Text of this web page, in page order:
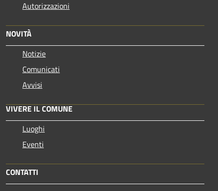
Autorizzazioni
NOVITÀ
Notizie
Comunicati
Avvisi
VIVERE IL COMUNE
Luoghi
Eventi
CONTATTI